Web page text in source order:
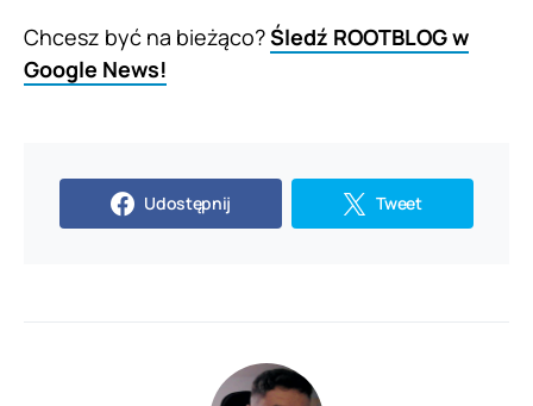
Chcesz być na bieżąco?Śledź ROOTBLOG w
Google News!
Udostępnij Tweet